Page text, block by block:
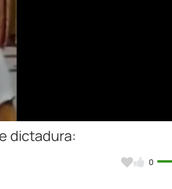
dictadura:
0